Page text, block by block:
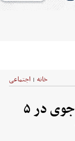
خانه | اجتماعی
هشدار هواشناسی؛ وضعیت جوی در ۵